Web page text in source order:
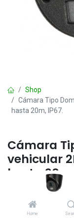
Home
Shop
Cámara Tipo
hasta 20m, IP67.
Cámara
vehicular
hasta 20m,
> Máx. 30 fps a 1080p
> CVI/CVBS/AHD/
> Micrófono